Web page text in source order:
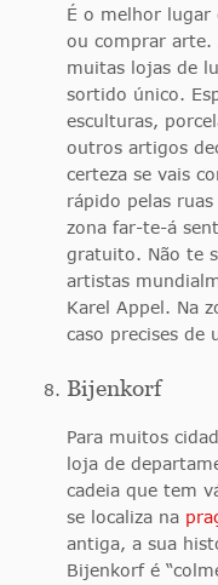
É o melhor lugar
ou comprar arte.
muitas lojas de
sortido único.
esculturas,
outros artigos
certeza se vais
rápido pelas
zona far-te-á
gratuito. Não te
artistas
Karel Appel. Na
caso precises de
Bijenkorf
Para muitos
loja de
cadeia que tem
se localiza na
antiga, a sua
Bijenkorf é